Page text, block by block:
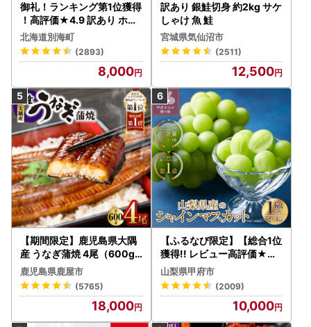
御礼！ランキング第1位獲得
！高評価★4.9 訳あり ホタ
テ 400g（ほたて 帆立 貝柱
冷凍 ）
北海道別海町
(2893)
8,000
訳あり 銀鮭切身 約2kg サケ
しゃけ 魚 鮭
宮城県気仙沼市
(2511)
12,500
【期間限定】鹿児島県大隅
産 うなぎ蒲焼 4尾（600g
） KN007-004-04-cp18
うなぎ 鰻 魚 惣菜 総菜
鹿児島県鹿屋市
(5765)
18,000
【ふるなび限定】【総合1位
獲得!! レビュー高評価★】
〈2026年度配送分〉山梨
県産 シャインマスカット 2
～3房（1.0kg以上）シャイ
ン フルーツ FN-Limited-S
P
山梨県甲府市
(2009)
10,000